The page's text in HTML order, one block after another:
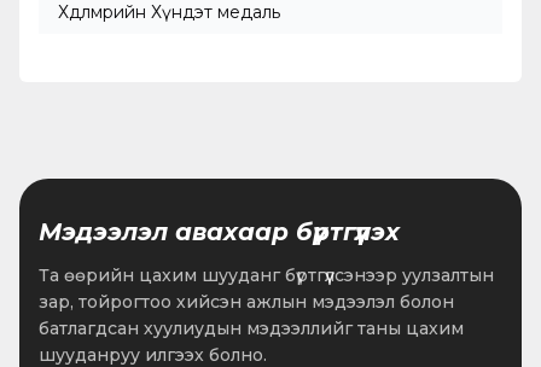
Хөдөлмөрийн Хүндэт медаль
Мэдээлэл авахаар бүртгүүлэх
Та өөрийн цахим шууданг бүртгүүлсэнээр уулзалтын
зар, тойрогтоо хийсэн ажлын мэдээлэл болон
батлагдсан хуулиудын мэдээллийг таны цахим
шууданруу илгээх болно.